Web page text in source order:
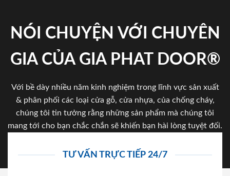
NÓI CHUYỆN VỚI CHUYÊN
GIA CỦA GIA PHAT DOOR®
Với bề dày nhiều năm kinh nghiệm trong lĩnh vực sản xuất
& phân phối các loại cửa gỗ, cửa nhựa, của chống cháy,
chúng tôi tin tưởng rằng những sản phẩm mà chúng tôi
mang tới cho bạn chắc chắn sẽ khiến bạn hài lòng tuyệt đối.
TƯ VẤN TRỰC TIẾP 24/7